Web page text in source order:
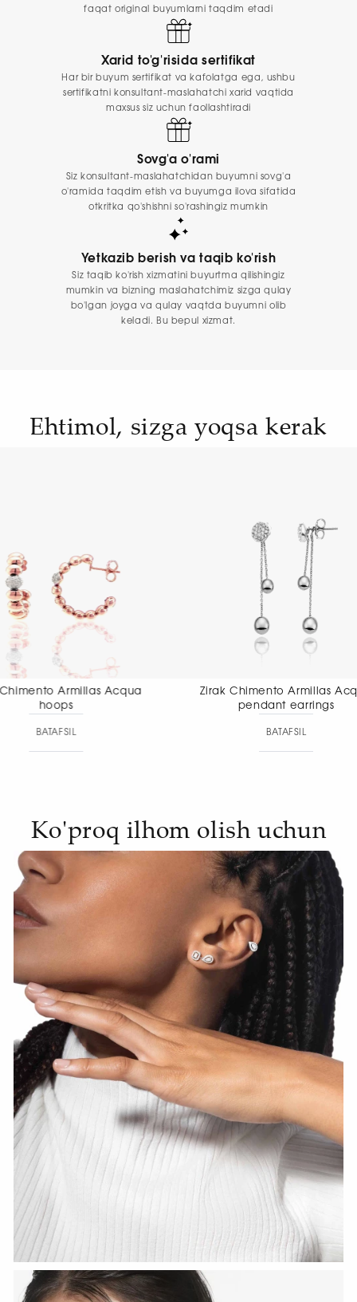
faqat original buyumlarni taqdim etadi
Xarid to'g'risida sertifikat
Har bir buyum sertifikat va kafolatga ega, ushbu
sertifikatni konsultant-maslahatchi xarid vaqtida
maxsus siz uchun faollashtiradi
Sovg'a o'rami
Siz konsultant-maslahatchidan buyumni sovg'a
o'ramida taqdim etish va buyumga ilova sifatida
otkritka qo'shishni so'rashingiz mumkin
Yetkazib berish va taqib ko'rish
Siz taqib ko'rish xizmatini buyurtma qilishingiz
mumkin va bizning maslahatchimiz sizga qulay
bo'lgan joyga va qulay vaqtda buyumni olib
keladi. Bu bepul xizmat.
Ehtimol, sizga yoqsa kerak
Zirak Chimento Armillas Acqua
Zirak
Ko'proq ilhom olish uchun